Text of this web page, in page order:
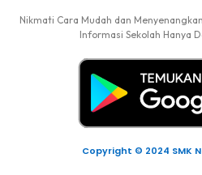
Nikmati Cara Mudah dan
Informasi Sekolah Hanya
Copyright © 2024 SMK